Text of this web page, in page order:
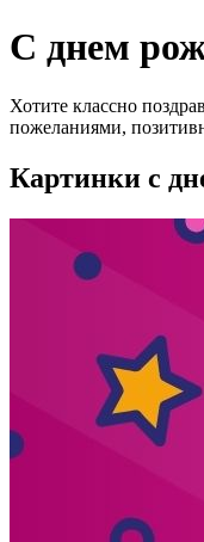
С днем
Хотите классно
пожеланиями,
Картинки с